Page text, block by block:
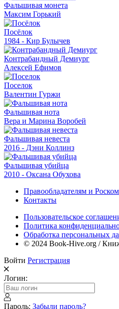
Фальшивая монета
Максим Горький
Посёлок
1984 - Кир Булычев
Контрабандный Демиург
Алексей Ефимов
Поселок
Валентин Гуржи
Фальшивая нота
Вера и Марина Воробей
Фальшивая невеста
2016 - Дэни Коллинз
Фальшивая убийца
2010 - Оксана Обухова
Правообладателям и
Контакты
Пользовательское
Политика
Обработка персональных
© 2024 Book-Hive.org /
Войти Регистрация
Логин:
Пароль: Забыли пароль?